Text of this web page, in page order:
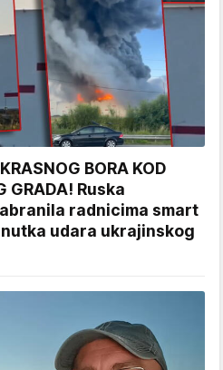
BORA KOD
GRADA! Ruska
radnicima smart
udara ukrajinskog